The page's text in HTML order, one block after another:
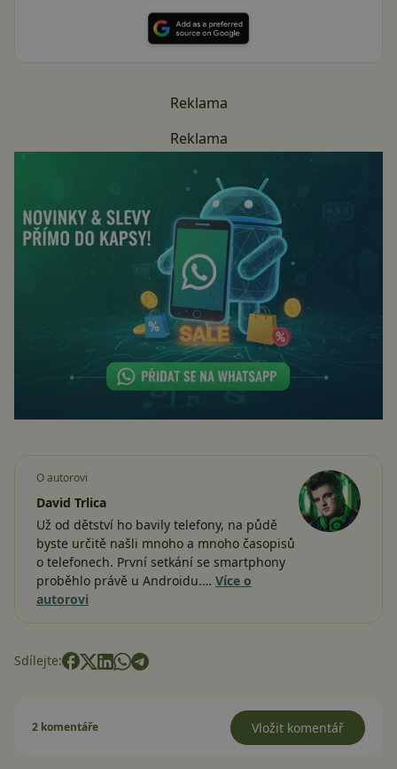
Reklama
Reklama
O autorovi
David Trlica
Už od dětství ho bavily telefony, na půdě
byste určitě našli mnoho a mnoho časopisů
o telefonech. První setkání se smartphony
proběhlo právě u Androidu.… Více o
autorovi
Sdílejte:
2 komentáře Vložit komentář